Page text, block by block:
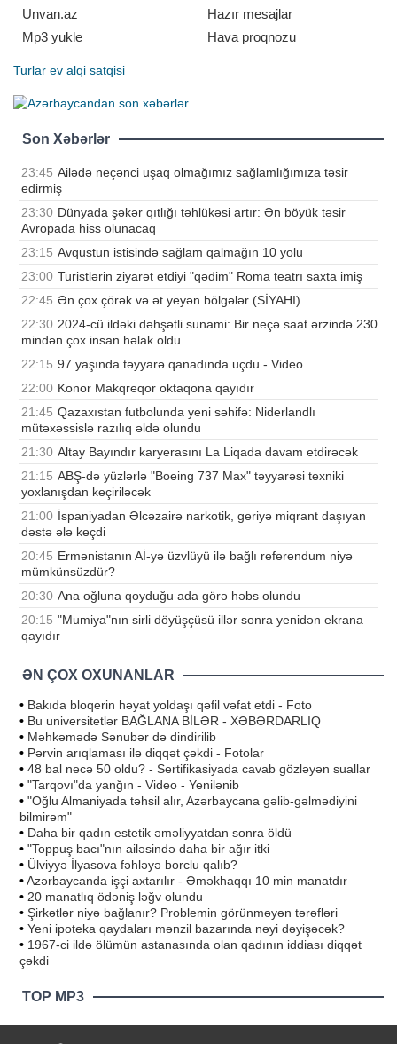
Unvan.az
Hazır mesajlar
Mp3 yukle
Hava proqnozu
Turlar ev alqi satqisi
Son Xəbərlər
23:45 Ailədə neçənci uşaq olmağımız sağlamlığımıza təsir
edirmiş
23:30 Dünyada şəkər qıtlığı təhlükəsi artır: Ən böyük təsir
Avropada hiss olunacaq
23:15 Avqustun istisində sağlam qalmağın 10 yolu
23:00 Turistlərin ziyarət etdiyi "qədim" Roma teatrı saxta imiş
22:45 Ən çox çörək və ət yeyən bölgələr (SİYAHI)
22:30 2024-cü ildəki dəhşətli sunami: Bir neçə saat ərzində 230
mindən çox insan həlak oldu
22:15 97 yaşında təyyarə qanadında uçdu - Video
22:00 Konor Makqreqor oktaqona qayıdır
21:45 Qazaxıstan futbolunda yeni səhifə: Niderlandlı
mütəxəssislə razılıq əldə olundu
21:30 Altay Bayındır karyerasını La Liqada davam etdirəcək
21:15 ABŞ-də yüzlərlə "Boeing 737 Max" təyyarəsi texniki
yoxlanışdan keçiriləcək
21:00 İspaniyadan Əlcəzairə narkotik, geriyə miqrant daşıyan
dəstə ələ keçdi
20:45 Ermənistanın Aİ-yə üzvlüyü ilə bağlı referendum niyə
mümkünsüzdür?
20:30 Ana oğluna qoyduğu ada görə həbs olundu
20:15 "Mumiya"nın sirli döyüşçüsü illər sonra yenidən ekrana
qayıdır
ƏN ÇOX OXUNANLAR
• Bakıda bloqerin həyat yoldaşı qəfil vəfat etdi - Foto
• Bu universitetlər BAĞLANA BİLƏR - XƏBƏRDARLIQ
• Məhkəmədə Sənubər də dindirilib
• Pərvin arıqlaması ilə diqqət çəkdi - Fotolar
• 48 bal necə 50 oldu? - Sertifikasiyada cavab gözləyən suallar
• "Tarqovı"da yanğın - Video - Yenilənib
• "Oğlu Almaniyada təhsil alır, Azərbaycana gəlib-gəlmədiyini
bilmirəm"
• Daha bir qadın estetik əməliyyatdan sonra öldü
• "Toppuş bacı"nın ailəsində daha bir ağır itki
• Ülviyyə İlyasova fəhləyə borclu qalıb?
•Azərbaycanda işçi axtarılır - Əməkhaqqı 10 min manatdır
• 20 manatlıq ödəniş ləğv olundu
• Şirkətlər niyə bağlanır? Problemin görünməyən tərəfləri
• Yeni ipoteka qaydaları mənzil bazarında nəyi dəyişəcək?
• 1967-ci ildə ölümün astanasında olan qadının iddiası diqqət
çəkdi
TOP MP3